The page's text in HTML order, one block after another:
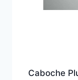
Caboche